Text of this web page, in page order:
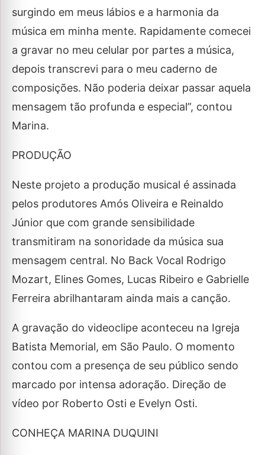
surgindo em meus lábios e a harmonia da
música em minha mente. Rapidamente comecei
a gravar no meu celular por partes a música,
depois transcrevi para o meu caderno de
composições. Não poderia deixar passar aquela
mensagem tão profunda e especial”, contou
Marina.
PRODUÇÃO
Neste projeto a produção musical é assinada
pelos produtores Amós Oliveira e Reinaldo
Júnior que com grande sensibilidade
transmitiram na sonoridade da música sua
mensagem central. No Back Vocal Rodrigo
Mozart, Elines Gomes, Lucas Ribeiro e Gabrielle
Ferreira abrilhantaram ainda mais a canção.
A gravação do videoclipe aconteceu na Igreja
Batista Memorial, em São Paulo. O momento
contou com a presença de seu público sendo
marcado por intensa adoração. Direção de
vídeo por Roberto Osti e Evelyn Osti.
CONHEÇA MARINA DUQUINI